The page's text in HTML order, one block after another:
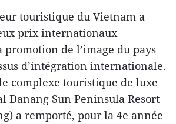
touristique du Vietnam a
prix internationaux
de l’image du pays
d’intégration internationale.
complexe touristique de luxe
Danang Sun Peninsula Resort
a remporté, pour la 4e année